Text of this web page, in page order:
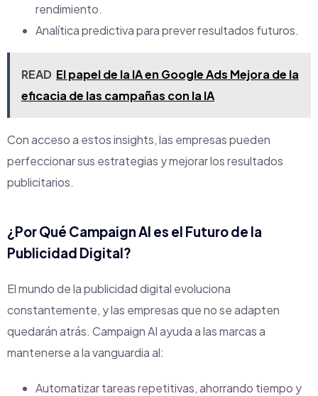
rendimiento.
Analítica predictiva para prever resultados futuros.
READ El papel de la IA en Google Ads Mejora de la
eficacia de las campañas con la IA
Con acceso a estos insights, las empresas pueden
perfeccionar sus estrategias y mejorar los resultados
publicitarios.
¿Por Qué Campaign AI es el Futuro de la
Publicidad Digital?
El mundo de la publicidad digital evoluciona
constantemente, y las empresas que no se adapten
quedarán atrás. Campaign AI ayuda a las marcas a
mantenerse a la vanguardia al:
Automatizar tareas repetitivas, ahorrando tiempo y